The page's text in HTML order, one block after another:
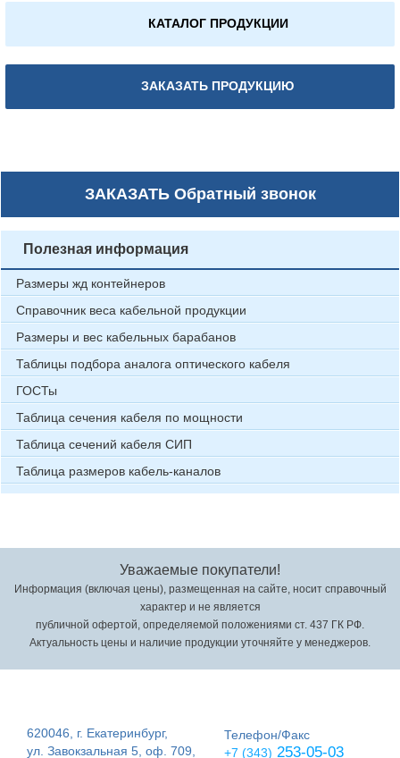
КАТАЛОГ ПРОДУКЦИИ
ЗАКАЗАТЬ ПРОДУКЦИЮ
ЗАКАЗАТЬОбратный звонок
Полезная информация
Размеры жд контейнеров
Справочник веса кабельной продукции
Размеры и вес кабельных барабанов
Таблицы подбора аналога оптического кабеля
ГОСТы
Таблица сечения кабеля по мощности
Таблица сечений кабеля СИП
Таблица размеров кабель-каналов
Уважаемые покупатели!
Информация (включая цены), размещенная на сайте, носит справочный
характер и не является
публичной офертой, определяемой положениями ст. 437 ГК РФ.
Актуальность цены и наличие продукции уточняйте у менеджеров.
620046, г. Екатеринбург,
ул. Завокзальная 5, оф. 709,
Телефон/Факс
+7 (343) 253-05-03